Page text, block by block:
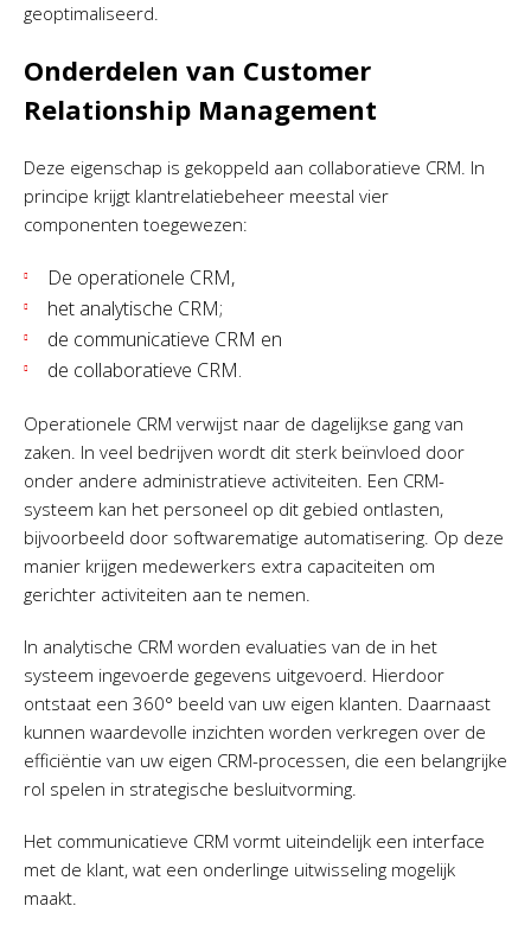
geoptimaliseerd.
Onderdelen van Customer
Relationship Management
Deze eigenschap is gekoppeld aan collaboratieve CRM. In
principe krijgt klantrelatiebeheer meestal vier
componenten toegewezen:
De operationele CRM,
het analytische CRM;
de communicatieve CRM en
de collaboratieve CRM.
Operationele CRM verwijst naar de dagelijkse gang van
zaken. In veel bedrijven wordt dit sterk beïnvloed door
onder andere administratieve activiteiten. Een CRM-
systeem kan het personeel op dit gebied ontlasten,
bijvoorbeeld door softwarematige automatisering. Op deze
manier krijgen medewerkers extra capaciteiten om
gerichter activiteiten aan te nemen.
In analytische CRM worden evaluaties van de in het
systeem ingevoerde gegevens uitgevoerd. Hierdoor
ontstaat een 360° beeld van uw eigen klanten. Daarnaast
kunnen waardevolle inzichten worden verkregen over de
efficiëntie van uw eigen CRM-processen, die een belangrijke
rol spelen in strategische besluitvorming.
Het communicatieve CRM vormt uiteindelijk een interface
met de klant, wat een onderlinge uitwisseling mogelijk
maakt.